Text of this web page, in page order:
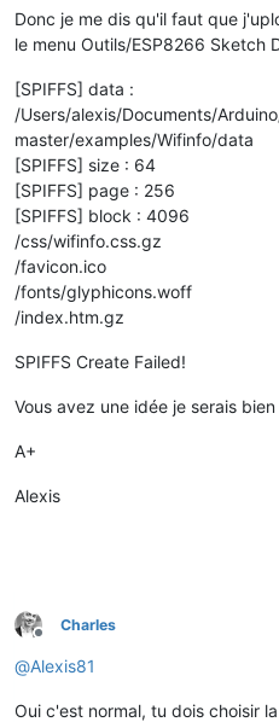
Donc je me dis qu'il faut que
le menu Outils/ESP8266 Sketch
[SPIFFS] data :
/Users/alexis/Documents/
master/examples/Wifinfo/data
[SPIFFS] size : 64
[SPIFFS] page : 256
[SPIFFS] block : 4096
/css/wifinfo.css.gz
/favicon.ico
/fonts/glyphicons.woff
/index.htm.gz
SPIFFS Create Failed!
Vous avez une idée je serais
A+
Alexis
Offline
Charles
@Alexis81
Oui c'est normal, tu dois choisir